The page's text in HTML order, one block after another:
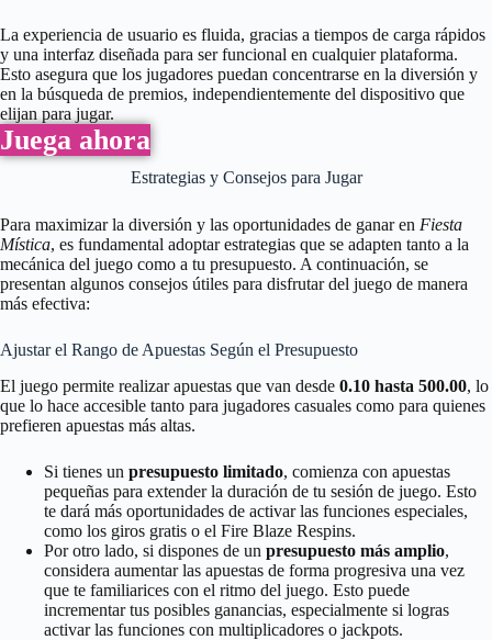
La experiencia de usuario es fluida, gracias a tiempos de carga rápidos
y una interfaz diseñada para ser funcional en cualquier plataforma.
Esto asegura que los jugadores puedan concentrarse en la diversión y
en la búsqueda de premios, independientemente del dispositivo que
elijan para jugar.
Juega ahora
Estrategias y Consejos para Jugar
Para maximizar la diversión y las oportunidades de ganar en Fiesta
Mística, es fundamental adoptar estrategias que se adapten tanto a la
mecánica del juego como a tu presupuesto. A continuación, se
presentan algunos consejos útiles para disfrutar del juego de manera
más efectiva:
Ajustar el Rango de Apuestas Según el Presupuesto
El juego permite realizar apuestas que van desde 0.10 hasta 500.00, lo
que lo hace accesible tanto para jugadores casuales como para quienes
prefieren apuestas más altas.
Si tienes un presupuesto limitado, comienza con apuestas
pequeñas para extender la duración de tu sesión de juego. Esto
te dará más oportunidades de activar las funciones especiales,
como los giros gratis o el Fire Blaze Respins.
Por otro lado, si dispones de un presupuesto más amplio,
considera aumentar las apuestas de forma progresiva una vez
que te familiarices con el ritmo del juego. Esto puede
incrementar tus posibles ganancias, especialmente si logras
activar las funciones con multiplicadores o jackpots.